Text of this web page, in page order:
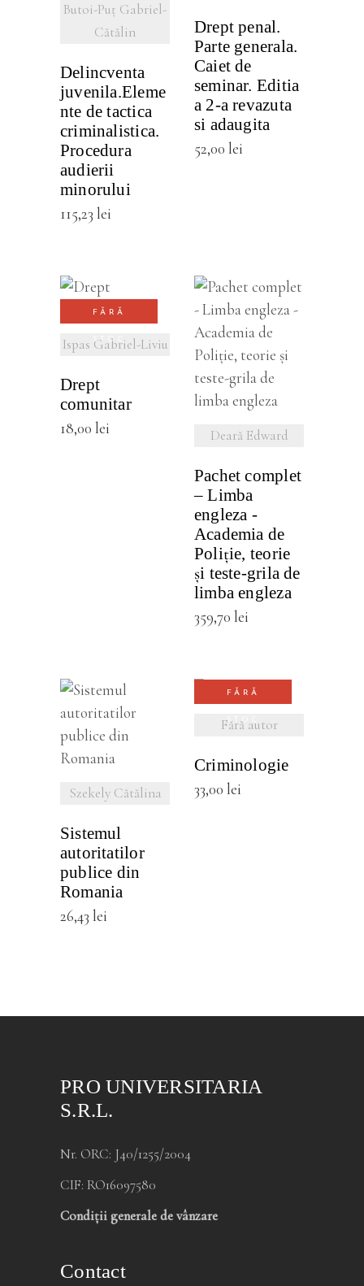
Butoi-Puț Gabriel-
Cătălin
Delincventa
juvenila.Eleme
nte de tactica
criminalistica.
Procedura
audierii
minorului
115,23 lei
Drept penal.
Parte generala.
Caiet de
seminar. Editia
a 2-a revazuta
si adaugita
52,00 lei
FĂRĂ
STOC
Ispas Gabriel-Liviu
VEZI
Drept
comunitar
18,00 lei Deară Edward
DETALII
Pachet complet
– Limba
engleza -
Academia de
Poliție, teorie
și teste-grila de
limba engleza
359,70 lei
Szekely Cătălina
VEZI
DETALII
Sistemul
autoritatilor
publice din
Romania
26,43 lei
FĂRĂ
STOC
Fără autor
DETALII
Criminologie
33,00 lei
PRO UNIVERSITARIA
S.R.L.
Nr. ORC: J40/1255/2004
CIF: RO16097580
Condiții generale de vânzare
Contact